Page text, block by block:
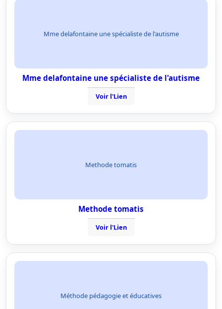
Mme delafontaine une spécialiste de l'autisme
Mme delafontaine une spécialiste de l'autisme
Voir l'Lien
Methode tomatis
Methode tomatis
Voir l'Lien
Méthode pédagogie et éducatives